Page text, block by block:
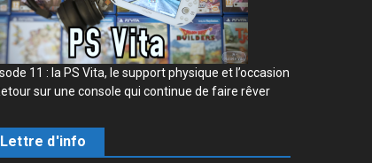
11 : la PS Vita, le support physique et l’occasion
sur une console qui continue de faire rêver
Lettre d'info